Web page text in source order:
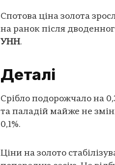
Спотова ціна золота
на ранок після
УНН.
Деталі
Срібло подорожчало на
та паладій майже не
0,1%.
Ціни на золото